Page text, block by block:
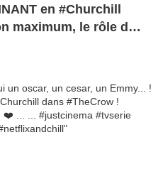
en #Churchill
maximum, le rôle de
#tvserie #tvseries
#netflixandchill